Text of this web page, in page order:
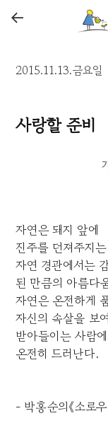
←
2015.11.13.금요일
사랑할 준비
자연은 돼지 앞에
진주를 던져주지
자연 경관에서는
된 만큼의 아름다
자연은 온전하게
자신의 속살을 보
받아들이는 사람
온전히 드러난다.
- 박홍순의《소로